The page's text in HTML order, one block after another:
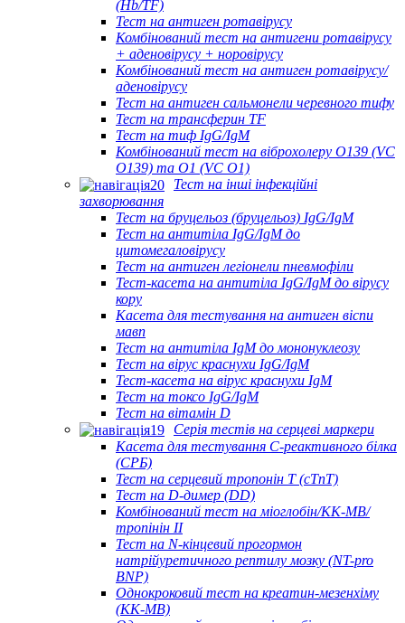
(Hb/TF)
Тест на антиген ротавірусу
Комбінований тест на антигени ротавірусу
+ аденовірусу + норовірусу
Комбінований тест на антиген ротавірусу/
аденовірусу
Тест на антиген сальмонели черевного тифу
Тест на трансферин TF
Тест на тиф IgG/IgM
Комбінований тест на віброхолеру O139 (VC
O139) та O1 (VC O1)
Тест на інші інфекційні
захворювання
Тест на бруцельоз (бруцельоз) IgG/IgM
Тест на антитіла IgG/IgM до
цитомегаловірусу
Тест на антиген легіонели пневмофіли
Тест-касета на антитіла IgG/IgM до вірусу
кору
Касета для тестування на антиген віспи
мавп
Тест на антитіла IgM до мононуклеозу
Тест на вірус краснухи IgG/IgM
Тест-касета на вірус краснухи IgM
Тест на токсо IgG/IgM
Тест на вітамін D
Серія тестів на серцеві маркери
Касета для тестування С-реактивного білка
(СРБ)
Тест на серцевий тропонін Т (cTnT)
Тест на D-димер (DD)
Комбінований тест на міоглобін/КК-МВ/
тропінін II
Тест на N-кінцевий прогормон
натрійуретичного рептилу мозку (NT-pro
BNP)
Однокроковий тест на креатин-мезенхіму
(КК-МВ)